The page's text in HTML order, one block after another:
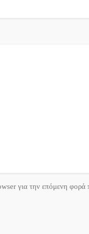
για την επόμενη